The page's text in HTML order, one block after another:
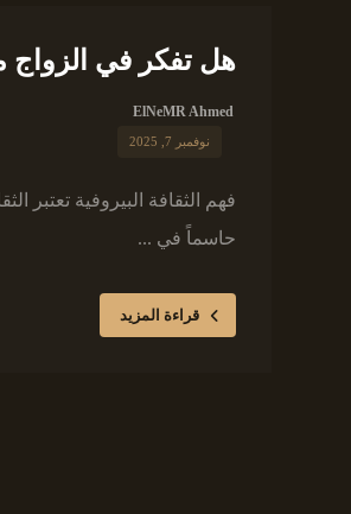
هل تفكر في الزواج
ElNeMR Ahmed
نوفمبر 7, 2025
فهم الثقافة البيروفية تعتبر
حاسماً في ...
قراءة المزيد